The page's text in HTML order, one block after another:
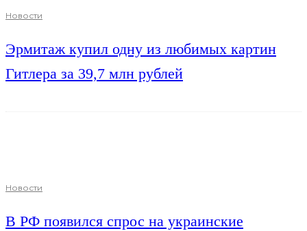
Новости
Эрмитаж купил одну из любимых картин
Гитлера за 39,7 млн рублей
Новости
В РФ появился спрос на украинские